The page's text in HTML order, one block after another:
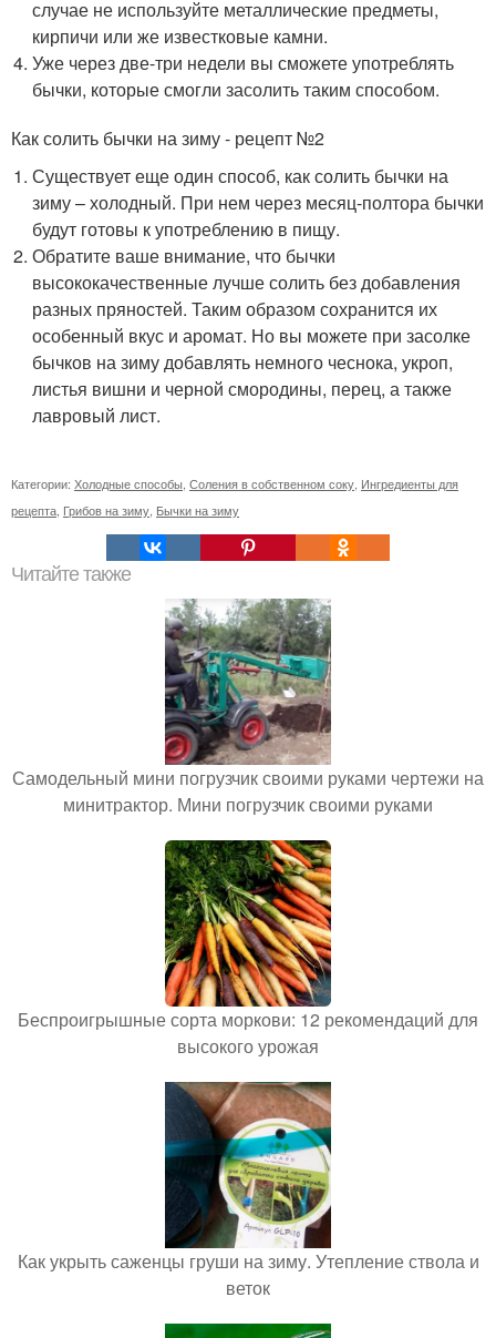
случае не используйте металлические предметы,
кирпичи или же известковые камни.
Уже через две-три недели вы сможете употреблять
бычки, которые смогли засолить таким способом.
Как солить бычки на зиму - рецепт №2
Существует еще один способ, как солить бычки на
зиму – холодный. При нем через месяц-полтора бычки
будут готовы к употреблению в пищу.
Обратите ваше внимание, что бычки
высококачественные лучше солить без добавления
разных пряностей. Таким образом сохранится их
особенный вкус и аромат. Но вы можете при засолке
бычков на зиму добавлять немного чеснока, укроп,
листья вишни и черной смородины, перец, а также
лавровый лист.
Категории: Холодные способы Соления в собственном соку Ингредиенты для
рецепта Грибов на зиму Бычки на зиму
Читайте также
Самодельный мини погрузчик своими руками чертежи на
минитрактор. Мини погрузчик своими руками
Беспроигрышные сорта моркови: 12 рекомендаций для
высокого урожая
Как укрыть саженцы груши на зиму. Утепление ствола и
веток